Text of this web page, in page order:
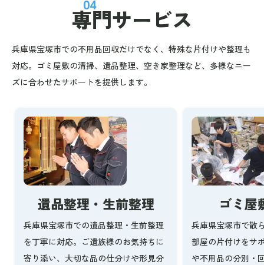
04
専門サービス
兵庫県宝塚市での不用品回収だけでなく、特殊な片付けや整理も
対応。ゴミ屋敷の清掃、遺品整理、空き家整理など、多様なニー
ズに合わせたサポートを提供します。
遺品整理・生前整理
兵庫県宝塚市での遺品整理・生前整理
を丁寧に対応。ご遺族様のお気持ちに
寄り添い、大切な品の仕分けや形見分
ゴミ屋
兵庫県宝塚市で散
部屋の片付けをサ
や不用品の分別・